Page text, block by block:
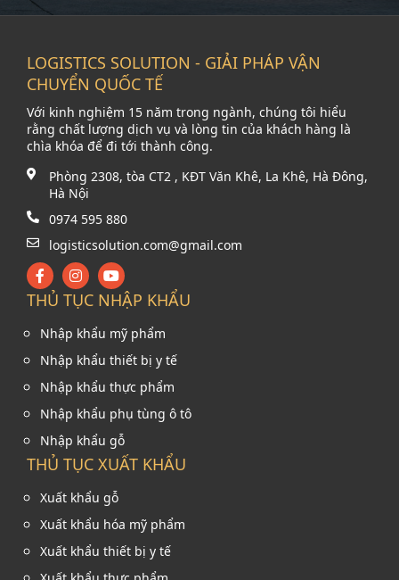
LOGISTICS SOLUTION - GIẢI PHÁP VẬN
CHUYỂN QUỐC TẾ
Với kinh nghiệm 15 năm trong ngành, chúng tôi hiểu
rằng chất lượng dịch vụ và lòng tin của khách hàng là
chìa khóa để đi tới thành công.
Phòng 2308, tòa CT2 , KĐT Văn Khê, La Khê, Hà Đông,
Hà Nội
0974 595 880
logisticsolution.com@gmail.com
THỦ TỤC NHẬP KHẨU
Nhập khẩu mỹ phẩm
Nhập khẩu thiết bị y tế
Nhập khẩu thực phẩm
Nhập khẩu phụ tùng ô tô
Nhập khẩu gỗ
THỦ TỤC XUẤT KHẨU
Xuất khẩu gỗ
Xuất khẩu hóa mỹ phẩm
Xuất khẩu thiết bị y tế